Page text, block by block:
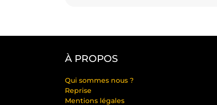
À PROPOS
Qui sommes nous ?
Reprise
Mentions légales